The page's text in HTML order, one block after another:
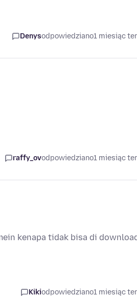
Denysodpowiedziano1 miesiąc
raffy_ovodpowiedziano1 miesiąc
kenapa tidak bisa di
Kikiodpowiedziano1 miesiąc